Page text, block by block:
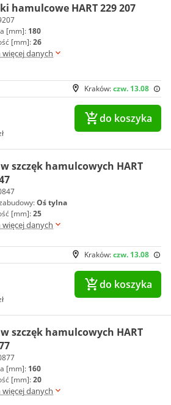
hamulcowe HART 229 207
[mm]: 180
[mm]:26
więcej danych
Kraków:czw. 13.08
do koszyka
szczęk hamulcowych HART
Oś tylna
[mm]:25
więcej danych
Kraków:czw. 13.08
do koszyka
szczęk hamulcowych HART
[mm]: 160
[mm]:20
więcej danych